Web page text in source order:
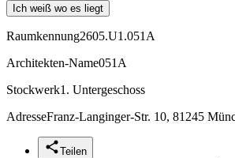
Ich weiß wo es liegt
Raumkennung2605.U1.051A
Architekten-Name051A
Stockwerk1. Untergeschoss
AdresseFranz-Langinger-Str. 10, 81245
Teilen